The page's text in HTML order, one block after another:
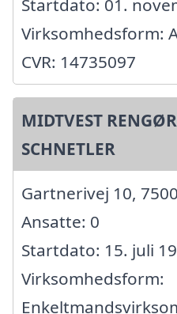
Virksomhedsform:
CVR: 14735097
MIDTVEST
SCHNETLER
Gartnerivej 10,
Ansatte: 0
Startdato: 15. juli
Virksomhedsform: